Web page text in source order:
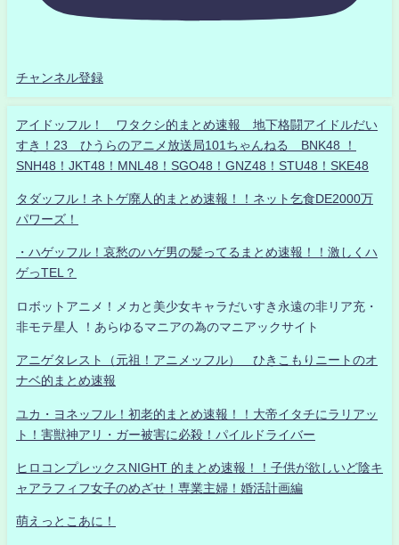
チャンネル登録
アイドッフル！ ワタクシ的まとめ速報 地下格闘アイドルだい
すき！23 ひうらのアニメ放送局101ちゃんねる BNK48 ！
SNH48！JKT48！MNL48！SGO48！GNZ48！STU48！SKE48
タダッフル！ネトゲ廃人的まとめ速報！！ネット乞食DE2000万
パワーズ！
・ハゲッフル！哀愁のハゲ男の髪ってるまとめ速報！！激しくハ
ゲっTEL？
ロボットアニメ！メカと美少女キャラだいすき永遠の非リア充・
非モテ星人 ！あらゆるマニアの為のマニアックサイト
アニゲタレスト（元祖！アニメッフル） ひきこもりニートのオ
ナベ的まとめ速報
ユカ・ヨネッフル！初老的まとめ速報！！大帝イタチにラリアッ
ト！害獣神アリ・ガー被害に必殺！パイルドライバー
ヒロコンプレックスNIGHT 的まとめ速報！！子供が欲しいど陰キ
ャアラフィフ女子のめざせ！専業主婦！婚活計画編
萌えっとこあに！